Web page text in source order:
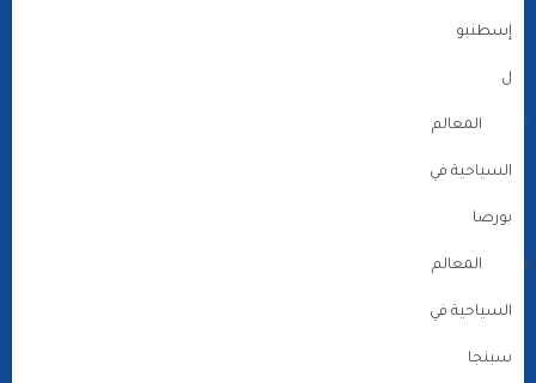
إسطنبو
ل
المعالم
السياحية في
بورصا
المعالم
السياحية في
سبنجا